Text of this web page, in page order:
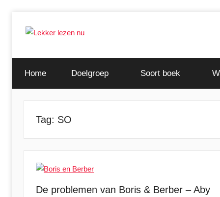
Lekker
lezen
nu
leukste
kinderboeken
Home Doelgroep Soort boek
Tag: SO
De problemen van Boris & Berber – Aby